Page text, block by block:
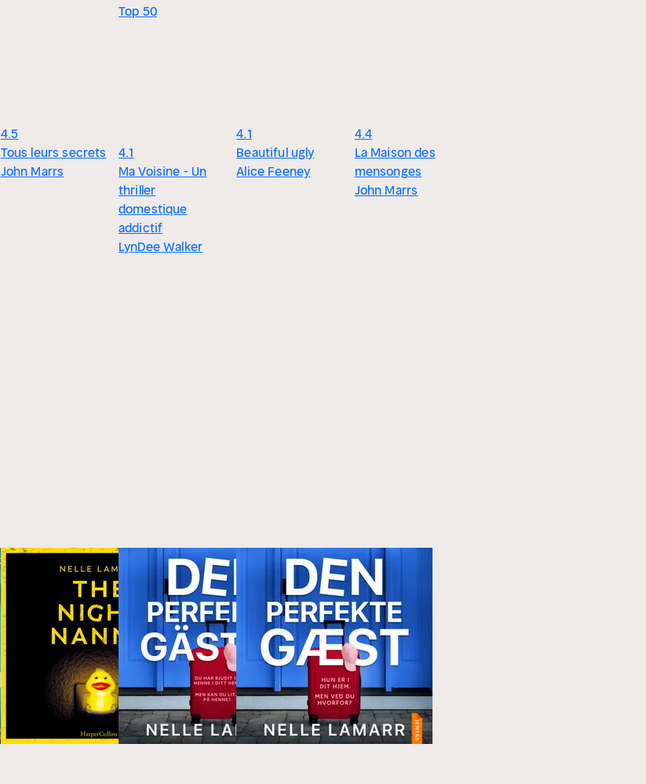
4.5
Tous leurs secrets
John Marrs
Top 50
4.1
Ma Voisine - Un
thriller
domestique
addictif
LynDee Walker
4.1
Beautiful ugly
Alice Feeney
4.4
La Maison des
mensonges
John Marrs